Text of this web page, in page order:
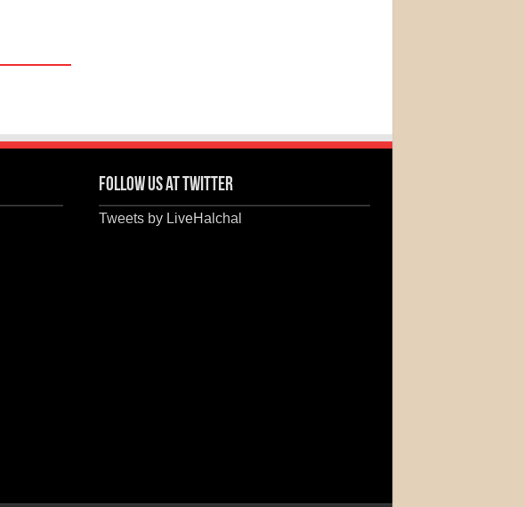
Follow us at Twitter
Tweets by LiveHalchal